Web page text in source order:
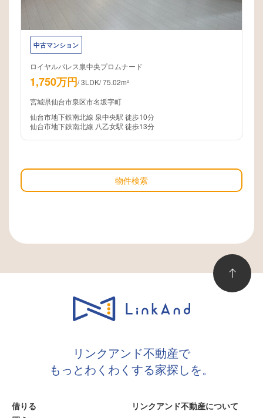
中古マンション
ロイヤルパレス泉中央プロムナード
1,750万円/3LDK/75.02m²
宮城県仙台市泉区市名坂字町
仙台市地下鉄南北線 泉中央駅 徒歩10分
仙台市地下鉄南北線 八乙女駅 徒歩13分
物件検索
リンクアンド不動産で
もっとわくわくする家探しを。
借りる
リンクアンド不動産について